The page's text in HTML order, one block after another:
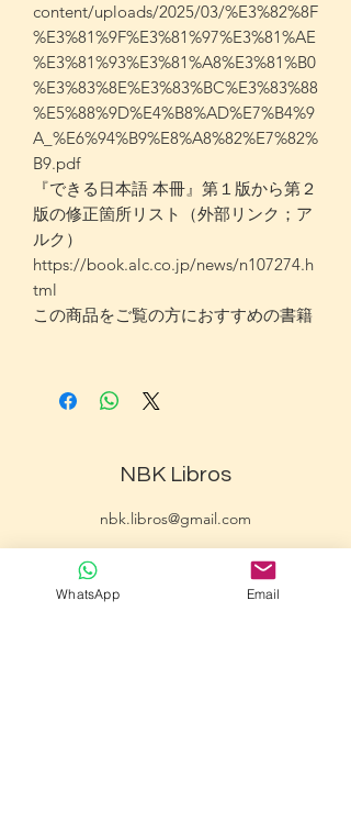
content/uploads/2025/03/%E3%82%8F
%E3%81%9F%E3%81%97%E3%81%AE
%E3%81%93%E3%81%A8%E3%81%B0
%E3%83%8E%E3%83%BC%E3%83%88
%E5%88%9D%E4%B8%AD%E7%B4%9
A_%E6%94%B9%E8%A8%82%E7%82%
B9.pdf
『できる日本語 本冊』第１版から第２
版の修正箇所リスト（外部リンク；ア
ルク）
https://book.alc.co.jp/news/n107274.h
tml
この商品をご覧の方におすすめの書籍
NBK Libros
nbk.libros@gmail.com
WhatsApp 55 5903 9372
WhatsApp Email